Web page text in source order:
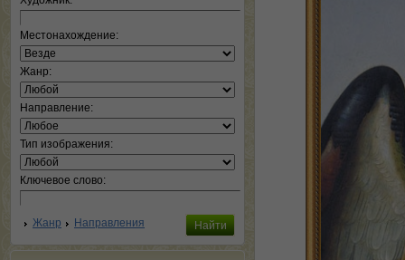
Местонахождение:
Жанр:
Направление:
Тип изображения:
Ключевое слово:
Жанр Направления